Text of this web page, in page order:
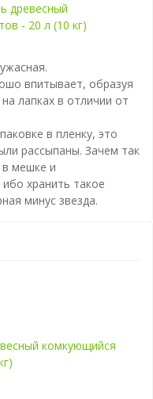
древесный
- 20 л (10 кг)
впитывает, образуя
лапках в отличии от
в пленку, это
рассыпаны. Зачем так
в мешке и
хранить такое
минус звезда.
комкующийся